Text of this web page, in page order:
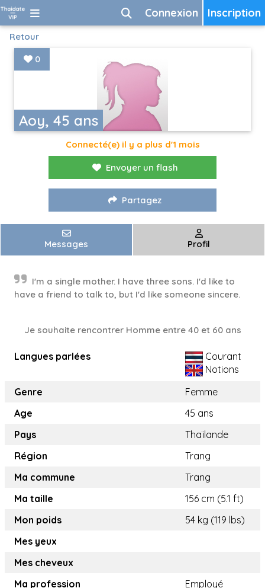
Inscription
Connexion
Retour
Aoy, 45 ans
0
Connecté(e) il y a plus d'1 mois
Envoyer un flash
Partagez
Messages Profil
I'm a single mother. I have three sons. I'd like to
have a friend to talk to, but I'd like someone sincere.
Je souhaite rencontrer Homme entre 40 et 60 ans
Langues parlées
Courant
Notions
Genre
Femme
Age
45 ans
Pays
Thaïlande
Région
Trang
Ma commune
Trang
Ma taille
156 cm (5.1 ft)
Mon poids
54 kg (119 lbs)
Mes yeux
Mes cheveux
Ma profession
Employé